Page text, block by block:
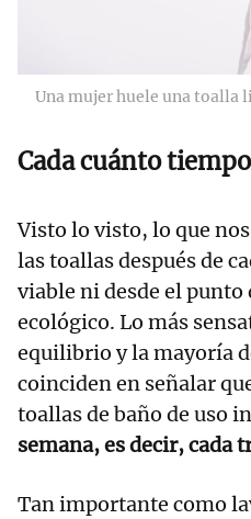
Una mujer huele una toalla
Cada cuánto
Visto lo visto, lo que
las toallas después de
viable ni desde el
ecológico. Lo más
equilibrio y la mayoría
coinciden en señalar
toallas de baño de uso
semana, es decir, cada
Tan importante como